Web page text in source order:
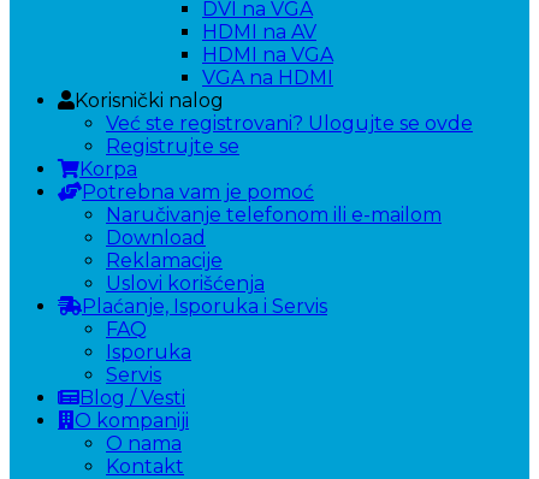
DVI na VGA
HDMI na AV
HDMI na VGA
VGA na HDMI
Korisnički nalog
Već ste registrovani? Ulogujte se ovde
Registrujte se
Korpa
Potrebna vam je pomoć
Naručivanje telefonom ili e-mailom
Download
Reklamacije
Uslovi korišćenja
Plaćanje, Isporuka i Servis
FAQ
Isporuka
Servis
Blog / Vesti
O kompaniji
O nama
Kontakt